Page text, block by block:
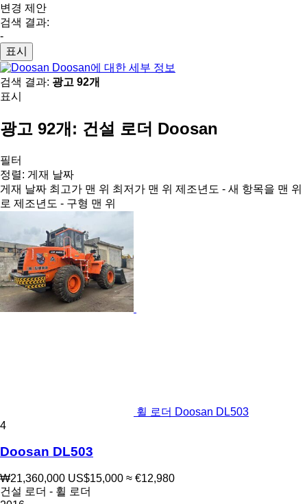
변경 제안
검색 결과:
-
표시
Doosan에 대한 세부 정보
검색 결과: 광고 92개
표시
광고 92개: 건설 로더 Doosan
필터
정렬: 게재 날짜
게재 날짜 최고가 맨 위 최저가 맨 위 제조년도 - 새 항목을 맨 위
로 제조년도 - 구형 맨 위
휠 로더 Doosan DL503
4
Doosan DL503
₩21,360,000 US$15,000 ≈ €12,980
건설 로더 - 휠 로더